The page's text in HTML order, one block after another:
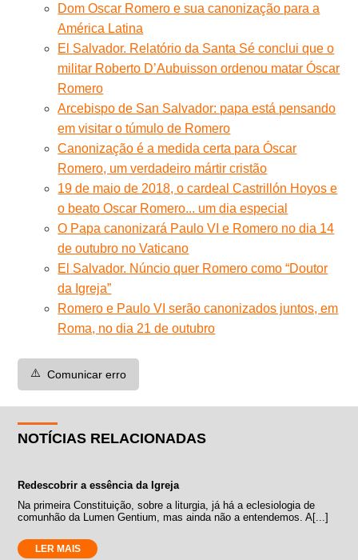
Dom Oscar Romero e sua canonização para a
América Latina
El Salvador. Relatório da Santa Sé conclui que o
militar Roberto D’Aubuisson ordenou matar Óscar
Romero
Arcebispo de San Salvador: papa está pensando
em visitar o túmulo de Romero
Canonização é a medida certa para Óscar
Romero, um verdadeiro mártir cristão
19 de maio de 2018, o cardeal Castrillón Hoyos e
o beato Oscar Romero... um dia especial
O Papa canonizará Paulo VI e Romero no dia 14
de outubro no Vaticano
El Salvador. Núncio quer Romero como “Doutor
da Igreja”
Romero e Paulo VI serão canonizados juntos, em
Roma, no dia 21 de outubro
⚠️ Comunicar erro
NOTÍCIAS RELACIONADAS
Redescobrir a essência da Igreja
Na primeira Constituição, sobre a liturgia, já há a eclesiologia de
comunhão da Lumen Gentium, mas ainda não a entendemos. A[...]
LER MAIS